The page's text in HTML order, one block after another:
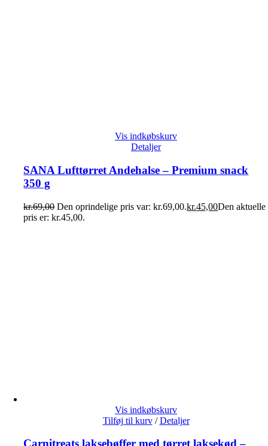
Vis indkøbskurv
Detaljer
SANA Lufttørret Andehalse – Premium snack
350 g
kr.69,00 Den oprindelige pris var: kr.69,00.kr.45,00Den aktuelle
pris er: kr.45,00.
Vis indkøbskurv
Tilføj til kurv / Detaljer